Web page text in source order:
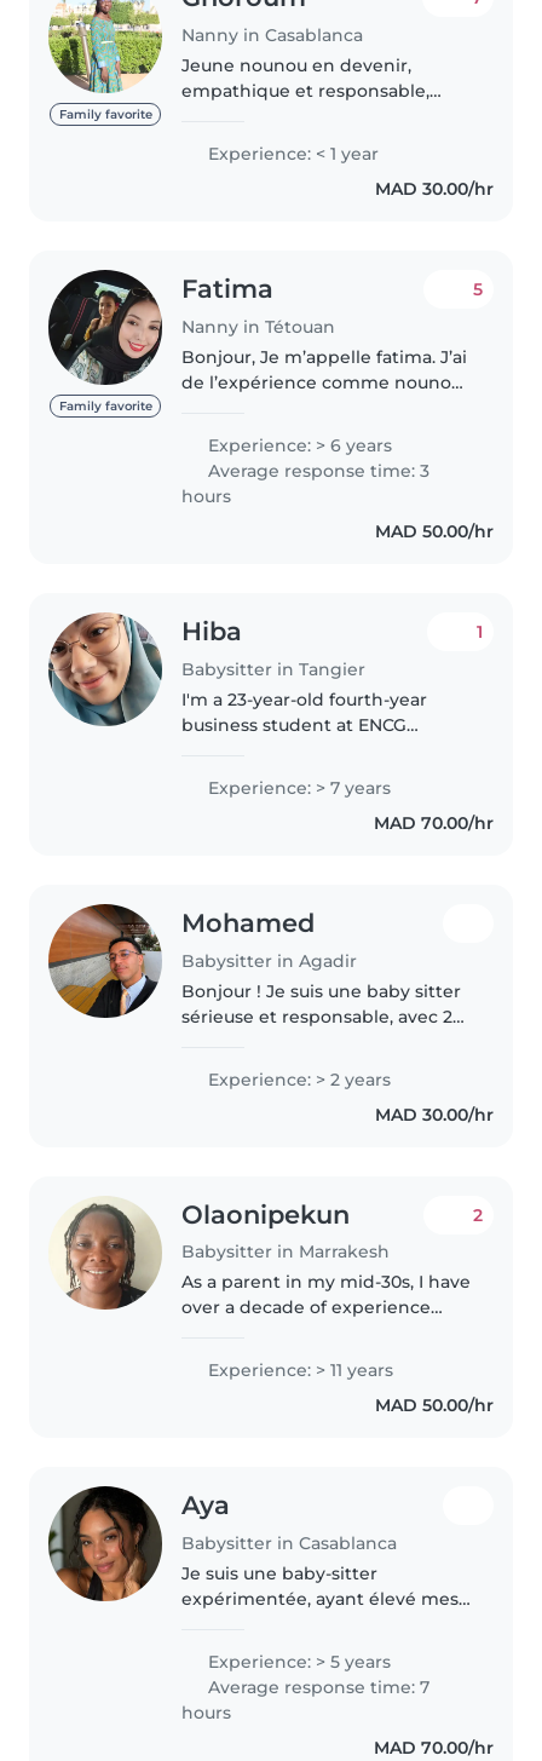
Family favorite
Nanny in Casablanca
Jeune nounou en devenir,
empathique et responsable,
enfants à votre domicile.
Étudiante en maintenance
biomédicale, je suis patiente et
Experience: < 1 year
MAD 30.00/hr
Family favorite
Fatima
Nanny in Tétouan
5
Bonjour, Je m’appelle fatima. J’ai
de l’expérience comme nounou
les enfants. Je suis patiente,
sérieuse et toujours souriante.
J’aime aider les..
Experience: > 6 years
Average response time: 3
hours
MAD 50.00/hr
Hiba
Babysitter in Tangier
1
I'm a 23-year-old fourth-year
business student at ENCG
connection with children. I've
spent years caring for my
younger cousin since she was a
Experience: > 7 years
MAD 70.00/hr
Mohamed
Babysitter in Agadir
Bonjour ! Je suis une baby sitter
sérieuse et responsable, avec 2
la cuisine, les tâches ménagères
Experience: > 2 years
MAD 30.00/hr
Olaonipekun
Babysitter in Marrakesh
2
As a parent in my mid-30s, I have
over a decade of experience
working with kids with language
disorders. I'm a responsible,
creative, and patient caregiver..
Experience: > 11 years
MAD 50.00/hr
Aya
Babysitter in Casablanca
Je suis une baby-sitter
expérimentée, ayant élevé mes
ans d'expérience en garde
d'enfants, spécialisée avec les
tout-petits et les enfants d'âge
préscolaire...
Experience: > 5 years
Average response time: 7
hours
MAD 70.00/hr